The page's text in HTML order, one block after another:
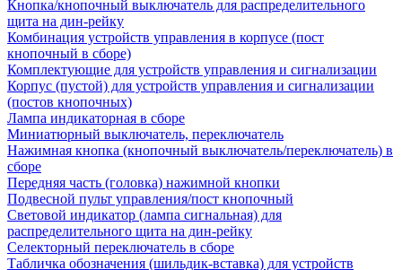
Кнопка/кнопочный выключатель для распределительного
щита на дин-рейку
Комбинация устройств управления в корпусе (пост
кнопочный в сборе)
Комплектующие для устройств управления и сигнализации
Корпус (пустой) для устройств управления и сигнализации
(постов кнопочных)
Лампа индикаторная в сборе
Миниатюрный выключатель, переключатель
Нажимная кнопка (кнопочный выключатель/переключатель) в
сборе
Передняя часть (головка) нажимной кнопки
Подвесной пульт управления/пост кнопочный
Световой индикатор (лампа сигнальная) для
распределительного щита на дин-рейку
Селекторный переключатель в сборе
Табличка обозначения (шильдик-вставка) для устройств